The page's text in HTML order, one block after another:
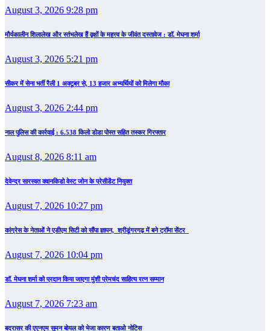
August 3, 2026 9:28 pm
मौर्यकालीन शिलालेख और स्तंभलेख हैं वृक्षों के महत्त्व के जीवंत दस्तावेज : डॉ. मेघना शर्मा
August 3, 2026 5:21 pm
सीकर में सेना भर्ती रैली 1 अक्टूबर से, 13 हजार अभ्यर्थियों को मिलेगा मौका
August 3, 2026 2:44 pm
नाल पुलिस की कार्रवाई : 6.538 किलो डोडा पोस्त सहित तस्कर गिरफ्तार
August 8, 2026 8:11 am
देवेन्द्र सारस्वत क्वानकिडो वेस्ट जोन के प्रेसीडेंट नियुक्त
August 7, 2026 10:27 pm
कांग्रेस के नेताओं ने एडीएम सिटी को सौंपा ज्ञापन, श्रीडूंगरगढ़ में बने ट्रॉमा सेंटर
August 7, 2026 10:04 pm
डॉ. मेघना शर्मा को प्रदान किया जाएगा मुंशी प्रेमचंद साहित्य रत्न सम्‍मान
August 7, 2026 7:23 am
बदरासर की एएनएम सुमन बोयल को भेजा कारण बताओ नोटिस